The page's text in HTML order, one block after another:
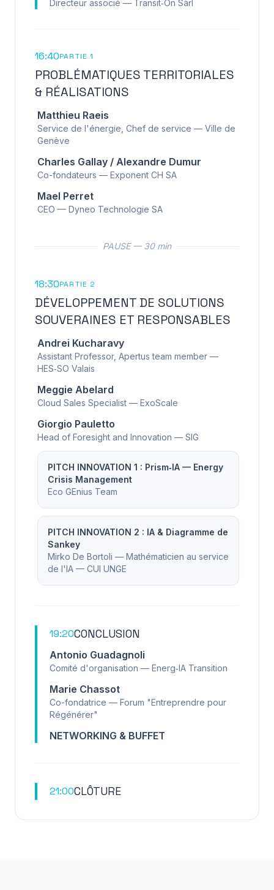
Directeur associé — Transit‑On Sàrl
16:40PARTIE 1
PROBLÉMATIQUES TERRITORIALES
& RÉALISATIONS
Matthieu Raeis
Service de l'énergie, Chef de service — Ville de
Genève
Charles Gallay / Alexandre Dumur
Co-fondateurs — Exponent CH SA
Mael Perret
CEO — Dyneo Technologie SA
PAUSE — 30 min
18:30PARTIE 2
DÉVELOPPEMENT DE SOLUTIONS
SOUVERAINES ET RESPONSABLES
Andrei Kucharavy
Assistant Professor, Apertus team member —
HES‑SO Valais
Meggie Abelard
Cloud Sales Specialist — ExoScale
Giorgio Pauletto
Head of Foresight and Innovation — SIG
PITCH INNOVATION 1 : Prism‑IA — Energy
Crisis Management
Eco GEnius Team
PITCH INNOVATION 2 : IA & Diagramme de
Sankey
Mirko De Bortoli — Mathématicien au service
de l'IA — CUI UNGE
19:20CONCLUSION
Antonio Guadagnoli
Comité d'organisation — Energ‑IA Transition
Marie Chassot
Co-fondatrice — Forum "Entreprendre pour
Régénérer"
NETWORKING & BUFFET
21:00CLÔTURE